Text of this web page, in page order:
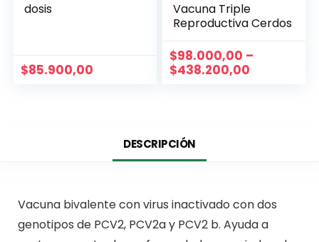
dosis
$85.900,00
Vacuna Triple
Reproductiva Cerdos
$98.000,00 –
$438.200,00
DESCRIPCIÓN
Vacuna bivalente con virus inactivado con dos
genotipos de PCV2, PCV2a y PCV2 b. Ayuda a